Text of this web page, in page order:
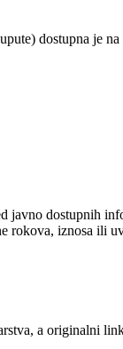
dostupna je na
javno dostupnih
rokova, iznosa ili
, a originalni